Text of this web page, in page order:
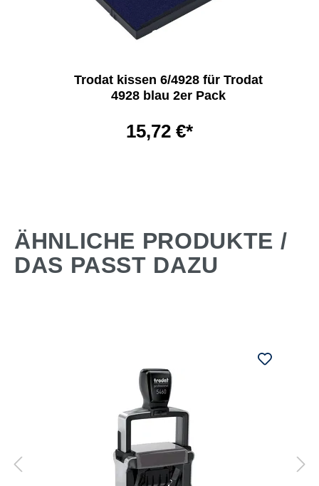
Trodat kissen 6/4928 für Trodat
4928 blau 2er Pack
15,72 €*
ÄHNLICHE PRODUKTE /
DAS PASST DAZU